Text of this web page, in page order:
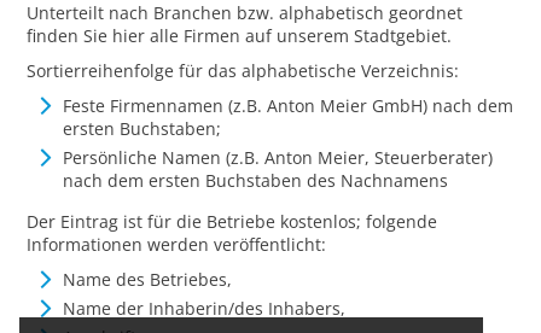
Unterteilt nach Branchen bzw. alphabetisch geordnet
finden Sie hier alle Firmen auf unserem Stadtgebiet.
Sortierreihenfolge für das alphabetische Verzeichnis:
Feste Firmennamen (z.B. Anton Meier GmbH) nach dem
ersten Buchstaben;
Persönliche Namen (z.B. Anton Meier, Steuerberater)
nach dem ersten Buchstaben des Nachnamens
Der Eintrag ist für die Betriebe kostenlos; folgende
Informationen werden veröffentlicht:
Name des Betriebes,
Name der Inhaberin/des Inhabers,